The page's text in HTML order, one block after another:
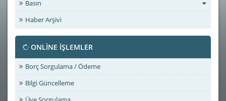
Basın
Haber Arşivi
ONLİNE İŞLEMLER
Borç Sorgulama / Ödeme
Bilgi Güncelleme